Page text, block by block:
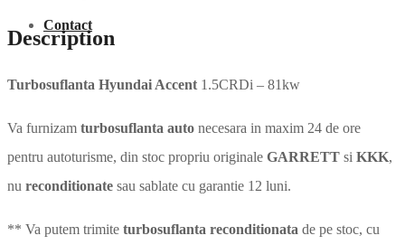
Contact
Description
Turbosuflanta Hyundai Accent 1.5CRDi – 81kw
Va furnizam turbosuflanta auto necesara in maxim 24 de ore
pentru autoturisme, din stoc propriu originale GARRETT si KKK,
nu reconditionate sau sablate cu garantie 12 luni.
** Va putem trimite turbosuflanta reconditionata de pe stoc, cu